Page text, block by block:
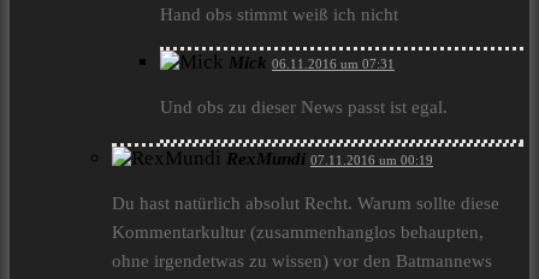
Hand obs stimmt weiß ich nicht
Mick 06.11.2016 um 07:31
Und obs zu dieser News passt ist egal.
RexMundi 07.11.2016 um 00:19
Du hast natürlich absolut Recht. Warum sollte diese
Kommentarkultur (zusammenhanglos behaupten,
ohne irgendetwas zu wissen) vor den Batmannews